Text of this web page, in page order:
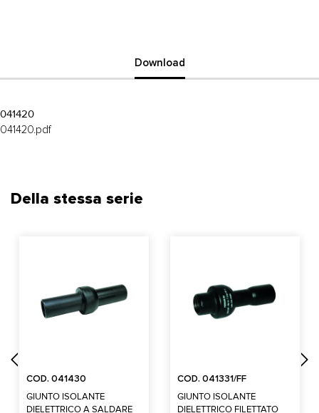
Download
041420
041420.pdf
Della stessa serie
COD. 041430
GIUNTO ISOLANTE
DIELETTRICO A SALDARE
COD. 041331/FF
GIUNTO ISOLANTE
DIELETTRICO FILETTATO